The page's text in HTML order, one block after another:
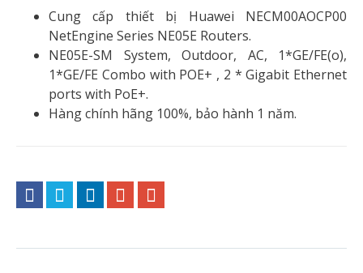
Cung cấp thiết bị Huawei NECM00AOCP00
NetEngine Series NE05E Routers.
NE05E-SM System, Outdoor, AC, 1*GE/FE(o),
1*GE/FE Combo with POE+ , 2 * Gigabit Ethernet
ports with PoE+.
Hàng chính hãng 100%, bảo hành 1 năm.